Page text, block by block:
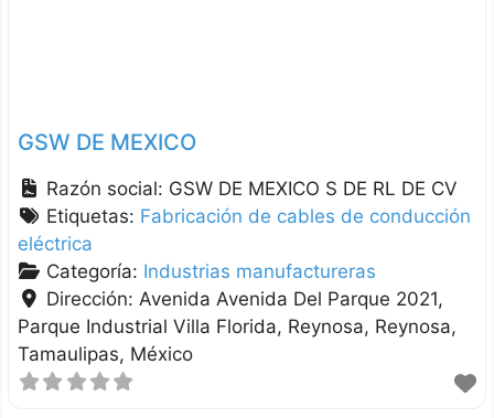
GSW DE MEXICO
Razón social: GSW DE MEXICO S DE RL DE CV
Etiquetas: Fabricación de cables de conducción
eléctrica
Categoría: Industrias manufactureras
Dirección: Avenida Avenida Del Parque 2021,
Parque Industrial Villa Florida, Reynosa Reynosa
Tamaulipas México